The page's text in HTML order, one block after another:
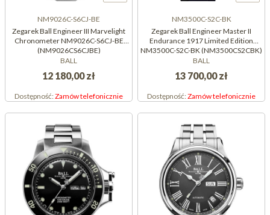
NM9026C-S6CJ-BE
Zegarek Ball Engineer III Marvelight
Chronometer NM9026C-S6CJ-BE
(NM9026CS6CJBE)
BALL
12 180,00 zł
Dostępność:Zamów telefonicznie
NM3500C-S2C-BK
Zegarek Ball Engineer Master II
Endurance 1917 Limited Edition
NM3500C-S2C-BK (NM3500CS2CBK)
BALL
13 700,00 zł
Dostępność:Zamów telefonicznie